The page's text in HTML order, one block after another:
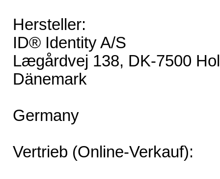
Hersteller:
ID® Identity A/S
Lægårdvej 138, DK-7500
Dänemark
Germany
Vertrieb (Online-Verkauf):